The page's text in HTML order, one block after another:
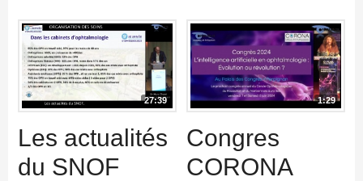
27:39
Les actualités
du SNOF
1:29
Congres
CORONA